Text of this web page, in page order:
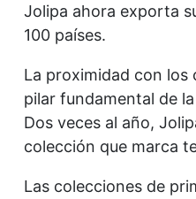
Jolipa ahora exporta
100 países.
La proximidad con los
pilar fundamental de
Dos veces al año,
colección que marca
Las colecciones de